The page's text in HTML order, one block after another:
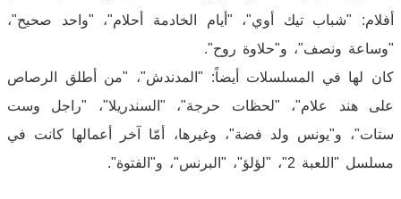
أفلام: "شباب تيك أوي"، "أيام الخادمة أحلام"، "واحد صحيح"،
"وساعة ونصف"، و"حلاوة روح".
كان لها في المسلسلات أيضاً: "المدندش"، "من أطلق الرصاص
على هند علام"، "لحظات حرجة"، "السندريلا"، "راجل وست
ستات"، و"يونس ولد فضة"، وغيرها، أمّا آخر أعمالها كانت في
مسلسل "اللعبة 2"، "لؤلؤ"، "البرنس"، و"الفتوة".